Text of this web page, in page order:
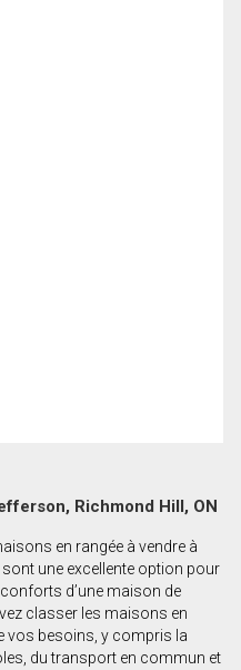
Richmond Hill, ON
en rangée à vendre à
une excellente option pour
d’une maison de
classer les maisons en
vos besoins, y compris la
du transport en commun et